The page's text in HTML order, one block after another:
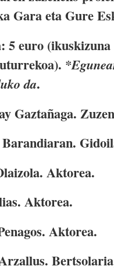
Gara eta Gure
5 euro (ikuskizuna
da.
Gaztañaga.
Aktorea.
Aktorea.
Aktorea.